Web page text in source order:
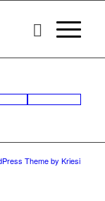
Theme by Kriesi